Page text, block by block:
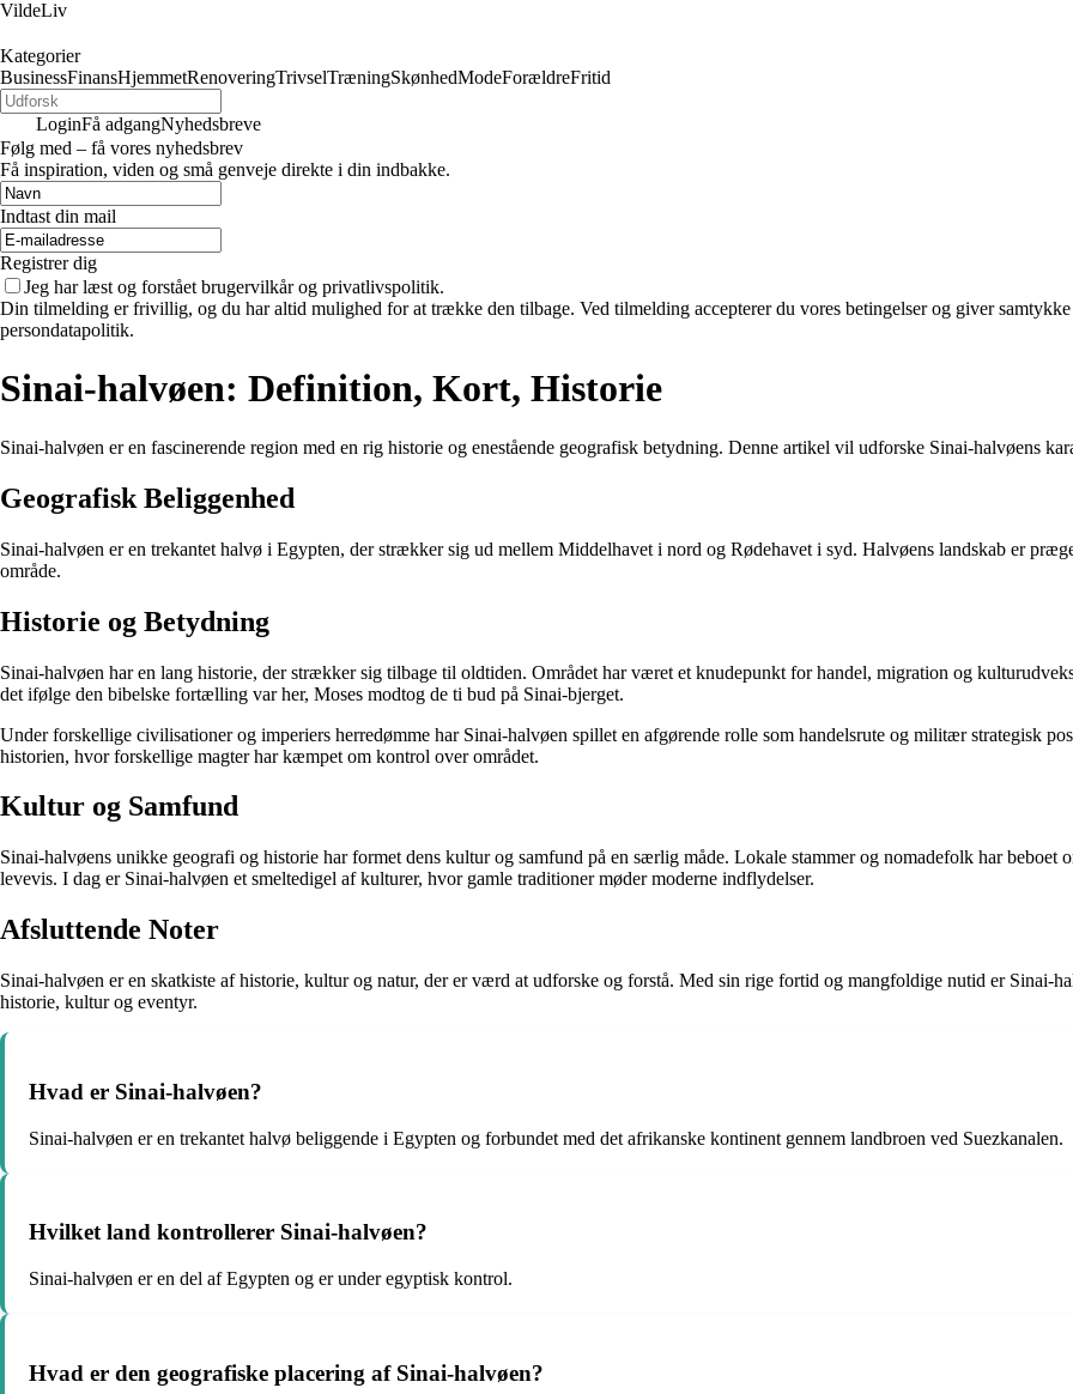
VildeLiv
Kategorier
BusinessFinansHjemmetRenoveringTrivselTræningSkønhedModeForældreFritid
LoginFå adgangNyhedsbreve
Følg med – få vores nyhedsbrev
Få inspiration, viden og små genveje direkte i din indbakke.
Indtast din mail
Registrer dig
Jeg har læst og forstået brugervilkår og privatlivspolitik.
Din tilmelding er frivillig, og du har altid mulighed for at trække den tilbage. Ved tilmelding accepterer du vores betingelser og giver
persondatapolitik.
Sinai-halvøen: Definition, Kort, Historie
Sinai-halvøen er en fascinerende region med en rig historie og enestående geografisk betydning. Denne artikel vil udforske Sinai-halvøens
Geografisk Beliggenhed
Sinai-halvøen er en trekantet halvø i Egypten, der strækker sig ud mellem Middelhavet i nord og Rødehavet i syd. Halvøens landskab er
område.
Historie og Betydning
Sinai-halvøen har en lang historie, der strækker sig tilbage til oldtiden. Området har været et knudepunkt for handel, migration og
det ifølge den bibelske fortælling var her, Moses modtog de ti bud på Sinai-bjerget.
Under forskellige civilisationer og imperiers herredømme har Sinai-halvøen spillet en afgørende rolle som handelsrute og militær strategisk
historien, hvor forskellige magter har kæmpet om kontrol over området.
Kultur og Samfund
Sinai-halvøens unikke geografi og historie har formet dens kultur og samfund på en særlig måde. Lokale stammer og nomadefolk har beboet
levevis. I dag er Sinai-halvøen et smeltedigel af kulturer, hvor gamle traditioner møder moderne indflydelser.
Afsluttende Noter
Sinai-halvøen er en skatkiste af historie, kultur og natur, der er værd at udforske og forstå. Med sin rige fortid og mangfoldige nutid er Sinai-
historie, kultur og eventyr.
Hvad er Sinai-halvøen?
Sinai-halvøen er en trekantet halvø beliggende i Egypten og forbundet med det afrikanske kontinent gennem landbroen ved Suezkanalen.
Hvilket land kontrollerer Sinai-halvøen?
Sinai-halvøen er en del af Egypten og er under egyptisk kontrol.
Hvad er den geografiske placering af Sinai-halvøen?